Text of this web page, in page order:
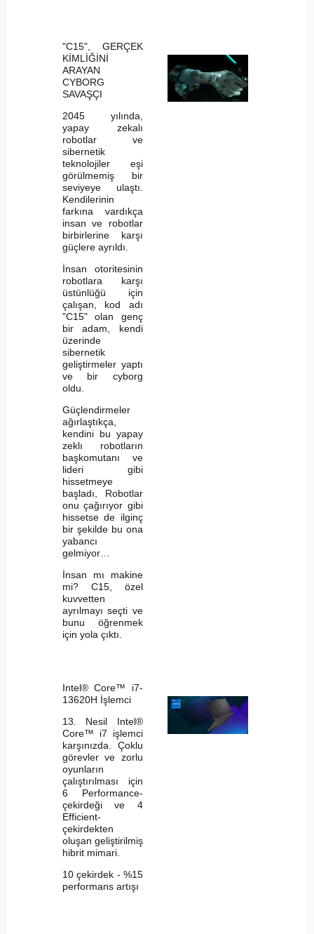
"C15", GERÇEK
KİMLİĞİNİ
ARAYAN
CYBORG
SAVAŞÇI
2045 yılında,
yapay zekalı
robotlar ve
sibernetik
teknolojiler eşi
görülmemiş bir
seviyeye ulaştı.
Kendilerinin
farkına vardıkça
insan ve robotlar
birbirlerine karşı
güçlere ayrıldı.
İnsan otoritesinin
robotlara karşı
üstünlüğü için
çalışan, kod adı
"C15" olan genç
bir adam, kendi
üzerinde
sibernetik
geliştirmeler yaptı
ve bir cyborg
oldu.
Güçlendirmeler
ağırlaştıkça,
kendini bu yapay
zeklı robotların
başkomutanı ve
lideri gibi
hissetmeye
başladı, Robotlar
onu çağırıyor gibi
hissetse de ilginç
bir şekilde bu ona
yabancı
gelmiyor…
İnsan mı makine
mi? C15, özel
kuvvetten
ayrılmayı seçti ve
bunu öğrenmek
için yola çıktı.
Intel® Core™ i7-
13620H İşlemci
13. Nesil Intel®
Core™ i7 işlemci
karşınızda. Çoklu
görevler ve zorlu
oyunların
çalıştırılması için
6 Performance-
çekirdeği ve 4
Efficient-
çekirdekten
oluşan geliştirilmiş
hibrit mimari.
10 çekirdek - %15
performans artışı